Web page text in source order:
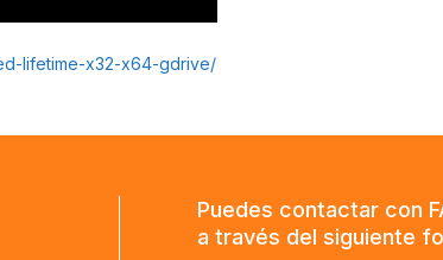
lifetime-x32-x64-gdrive/
Puedes contactar con
a través del siguiente